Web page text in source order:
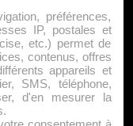
préférences,
IP, postales et
etc.) permet de
contenus, offres
appareils et
SMS, téléphone,
d'en mesurer la